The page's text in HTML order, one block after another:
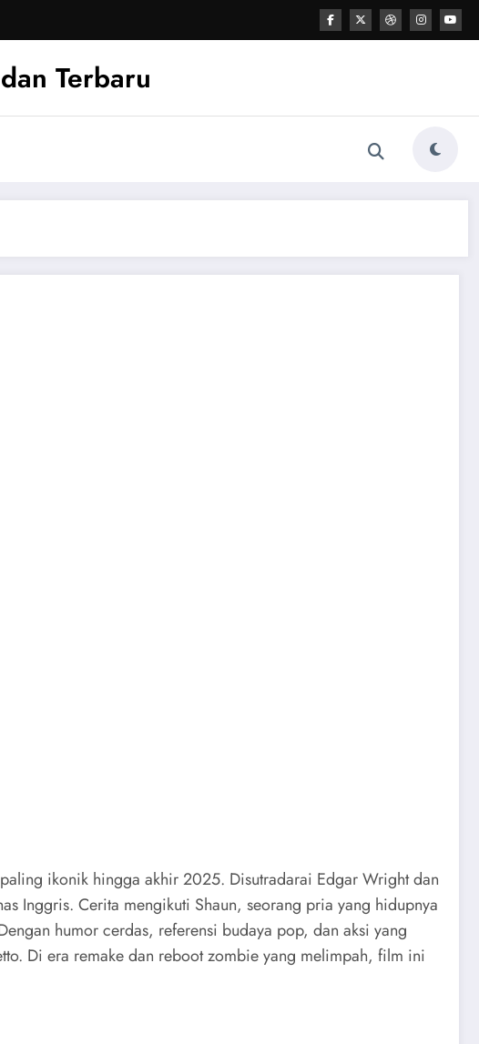
Terbaru
ikonik hingga akhir 2025. Disutradarai Edgar Wright dan
Inggris. Cerita mengikuti Shaun, seorang pria yang hidupnya
humor cerdas, referensi budaya pop, dan aksi yang
Di era remake dan reboot zombie yang melimpah, film ini